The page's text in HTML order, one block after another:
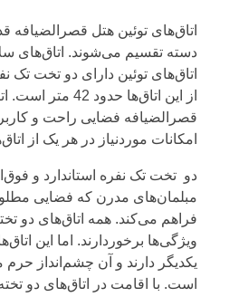
اتاق‌های توئین هتل
دسته تقسیم می‌شوند. اتاق‌های
اتاق‌های توئین دارای دو تخت تک
از این اتاق‌ها حدود
قصرالضیافه فضایی راحت و
امکانات موردنیاز در هر یک از
دو تخت تک نفره استاندارد و
مبلمان‌های مدرن که فضایی
فراهم می‌کند. همه اتاق‌های دو
ویژگی‌ها برخوردارند. اما این
یکدیگر دارند و آن چشم‌انداز